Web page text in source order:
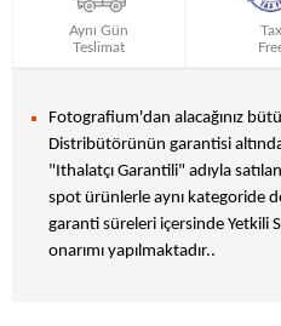
Aynı Gün
Teslimat
Tax
Fotografium'dan alacağınız
Distribütörünün garantisi
"Ithalatçı Garantili" adıyla
spot ürünlerle aynı kategoride
garanti süreleri içersinde Yetkili
onarımı yapılmaktadır..